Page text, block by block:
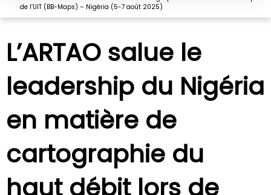
de l’UIT (BB-Maps) – Nigéria (5-7 août 2025)
L’ARTAO salue le
leadership du Nigéria
en matière de
cartographie du
haut débit lors de